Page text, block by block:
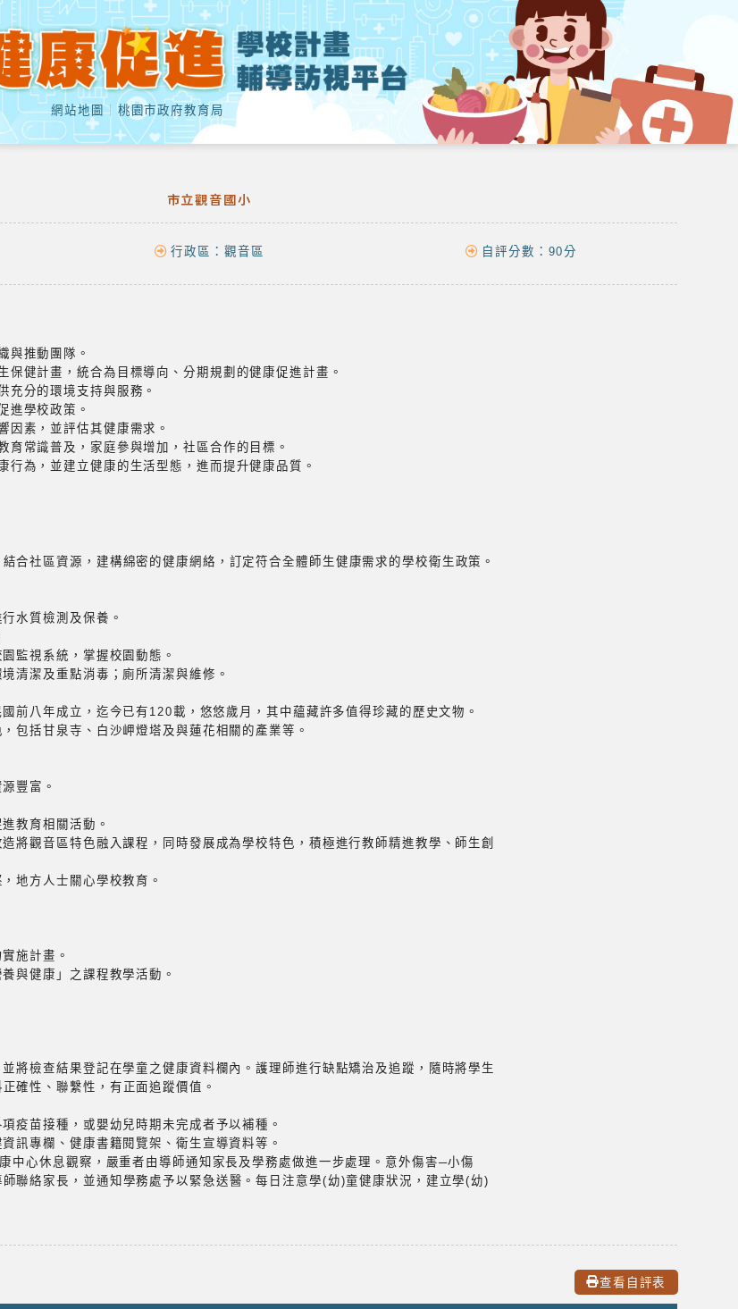
網站地圖｜ 桃園市政府教育局
市立觀音國小
行政區： 觀音區 自評分數： 90分
與推動團隊。
健計畫，統合為目標導向、分期規劃的健康促進計畫。
充分的環境支持與服務。
進學校政策。
因素，並評估其健康需求。
常識普及，家庭參與增加，社區合作的目標。
為，並建立健康的生活型態，進而提升健康品質。
合社區資源，建構綿密的健康網絡，訂定符合全體師生健康需求的學校衛生政策。
水質檢測及保養。
監視系統，掌握校園動態。
清潔及重點消毒；廁所清潔與維修。
前八年成立，迄今已有120載，悠悠歲月，其中蘊藏許多值得珍藏的歷史文物。
包括甘泉寺、白沙岬燈塔及與蓮花相關的產業等。
豐富。
教育相關活動。
將觀音區特色融入課程，同時發展成為學校特色，積極進行教師精進教學、師生創
地方人士關心學校教育。
施計畫。
與健康」之課程教學活動。
將檢查結果登記在學童之健康資料欄內。護理師進行缺點矯治及追蹤，隨時將學生
確性、聯繫性，有正面追蹤價值。
疫苗接種，或嬰幼兒時期未完成者予以補種。
訊專欄、健康書籍閱覽架、衛生宣導資料等。
中心休息觀察，嚴重者由導師通知家長及學務處做進一步處理。意外傷害─小傷
聯絡家長，並通知學務處予以緊急送醫。每日注意學(幼)童健康狀況，建立學(幼)
查看自評表